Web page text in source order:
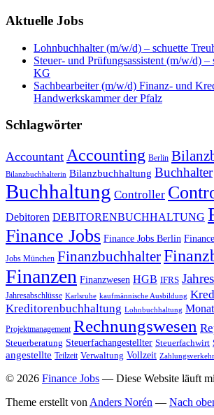
Aktuelle Jobs
Lohnbuchhalter (m/w/d) – schuette
Steuer- und Prüfungsassistent (m/w/d) –
KG
Sachbearbeiter (m/w/d) Finanz- und
Handwerkskammer der Pfalz
Schlagwörter
Accountant Accounting Berlin
Bilanzbuchhalterin Bilanzbuchhaltung Buchhalter
Buchhaltung Controller
Debitoren DEBITORENBUCHHALTUNG
Finance Jobs Finance Jobs Berlin
Jobs München Finanzbuchhalter
Finanzen Finanzwesen HGB IFRS
Jahresabschlüsse Karlsruhe kaufmännische Ausbildung
Kreditorenbuchhaltung Lohnbuchhaltung
Projektmanagement Rechnungswesen
Steuerberatung Steuerfachangestellter Steuerfachwirt
ange­stellte Teilzeit Verwaltung Vollzeit Zahlungsverkehr
© 2026 Finance Jobs — Diese Website läuft
Theme erstellt von Anders Norén — Nach